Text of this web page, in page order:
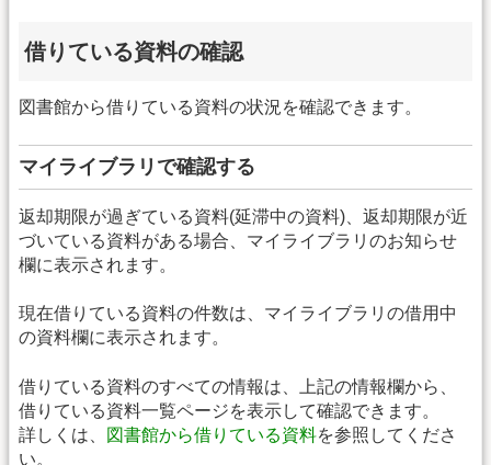
借りている資料の確認
図書館から借りている資料の状況を確認できます。
マイライブラリで確認する
返却期限が過ぎている資料(延滞中の資料)、返却期限が近
づいている資料がある場合、マイライブラリのお知らせ
欄に表示されます。
現在借りている資料の件数は、マイライブラリの借用中
の資料欄に表示されます。
借りている資料のすべての情報は、上記の情報欄から、
借りている資料一覧ページを表示して確認できます。
詳しくは、
図書館から借りている資料を参照してくださ
い。